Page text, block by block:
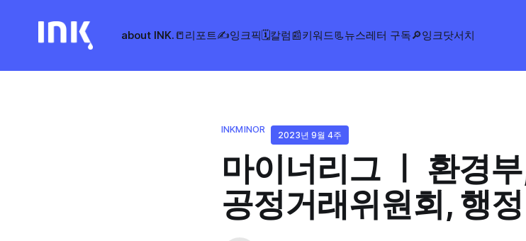
about INK.📒리포트✍️잉크픽🗓️칼럼📰키워드📃뉴스레터 구독🔎잉크닷서치
INKMINOR
2023년 9월 4주
마이너리그 ㅣ 환경
공정거래위원회, 행